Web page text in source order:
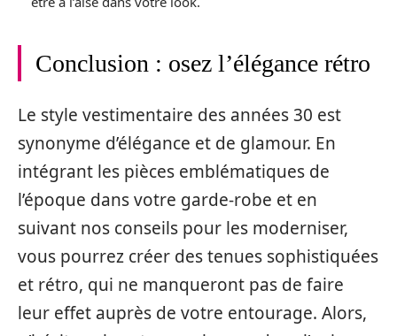
Conclusion : osez l’élégance rétro
Le style vestimentaire des années 30 est
synonyme d’élégance et de glamour. En
intégrant les pièces emblématiques de
l’époque dans votre garde-robe et en
suivant nos conseils pour les moderniser,
vous pourrez créer des tenues sophistiquées
et rétro, qui ne manqueront pas de faire
leur effet auprès de votre entourage. Alors,